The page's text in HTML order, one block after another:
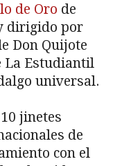
de Oro de
dirigido por
Don Quijote
La Estudiantil
universal.
jinetes
de
con el